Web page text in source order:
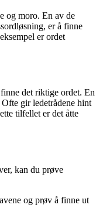
og moro. En av de
er å finne
er ordet
det riktige ordet. En
gir ledetrådene hint
tilfellet er det åtte
kan du prøve
og prøv å finne ut